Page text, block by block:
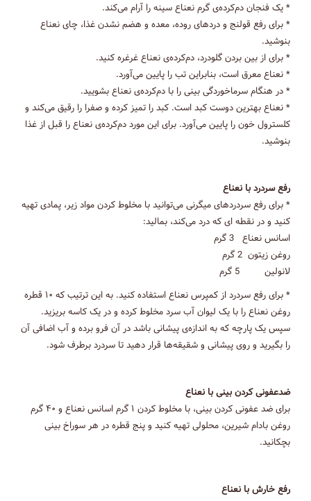
* یک فنجان دم‌کرده‌ی گرم نعناع سینه را آرام می‌کند.
* برای رفع قولنج و دردهای روده، معده و هضم نشدن غذا، چای نعناع
بنوشید.
* برای از بین بردن گلودرد، دم‌کرده‌ی نعناع غرغره کنید.
* نعناع معرق است، بنابراین تب را پایین می‌آورد.
* در هنگام سرماخوردگی بینی را با دم‌کرده‌ی نعناع بشویید.
* نعناع بهترین دوست کبد است. کبد را تمیز کرده و صفرا را رقیق می‌کند و
کلسترول خون را پایین می‌آورد. برای این مورد دم‌کرده‌ی نعناع را قبل از غذا
بنوشید.
رفع سردرد با نعناع
* برای رفع سردردهای میگرنی می‌توانید با مخلوط کردن مواد زیر، پمادی تهیه
کنید و در نقطه ای که درد می‌کند، بمالید:
اسانس نعناع 3 گرم
روغن زیتون 2 گرم
لانولین 5 گرم
* برای رفع سردرد از کمپرس نعناع استفاده کنید. به این ترتیب که ۱۰ قطره
روغن نعناع را با یک لیوان آب سرد مخلوط کرده و در یک کاسه بریزید.
سپس یک پارچه که به اندازه‌ی پیشانی باشد در آن فرو برده و آب اضافی آن
را بگیرید و روی پیشانی و شقیقه‌ها قرار دهید تا سردرد برطرف شود.
ضدعفونی کردن بینی با نعناع
برای ضد عفونی کردن بینی، با مخلوط کردن ۱ گرم اسانس نعناع و ۴۰ گرم
روغن بادام شیرین، محلولی تهیه کنید و پنج قطره در هر سوراخ بینی
بچکانید.
رفع خارش با نعناع